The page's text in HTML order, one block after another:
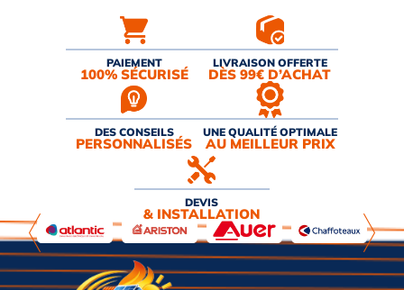
PAIEMENT
100% SÉCURISÉ
LIVRAISON OFFERTE
DÈS 99€ D’ACHAT
DES CONSEILS
PERSONNALISÉS
UNE QUALITÉ OPTIMALE
AU MEILLEUR PRIX
DEVIS
& INSTALLATION